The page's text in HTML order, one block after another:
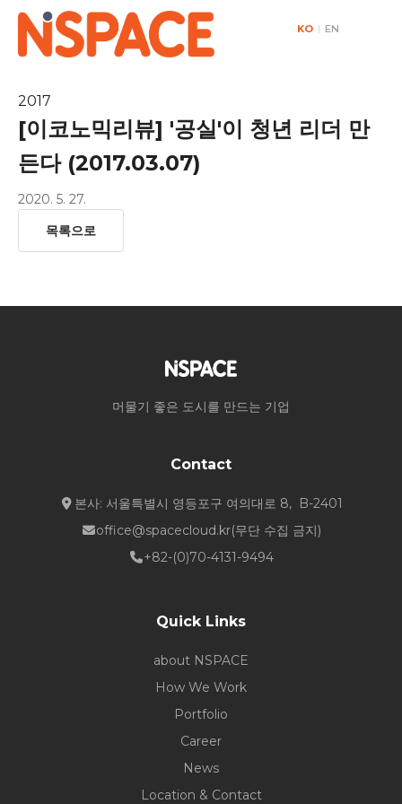
KO | EN
2017
[이코노믹리뷰] '공실'이 청년 리더 만
든다 (2017.03.07)
2020. 5. 27.
목록으로
머물기 좋은 도시를 만드는 기업
Contact
본사: 서울특별시 영등포구 여의대로 8, B-2401
office@spacecloud.kr(무단 수집 금지)
+82-(0)70-4131-9494
Quick Links
about NSPACE
How We Work
Portfolio
Career
News
Location & Contact